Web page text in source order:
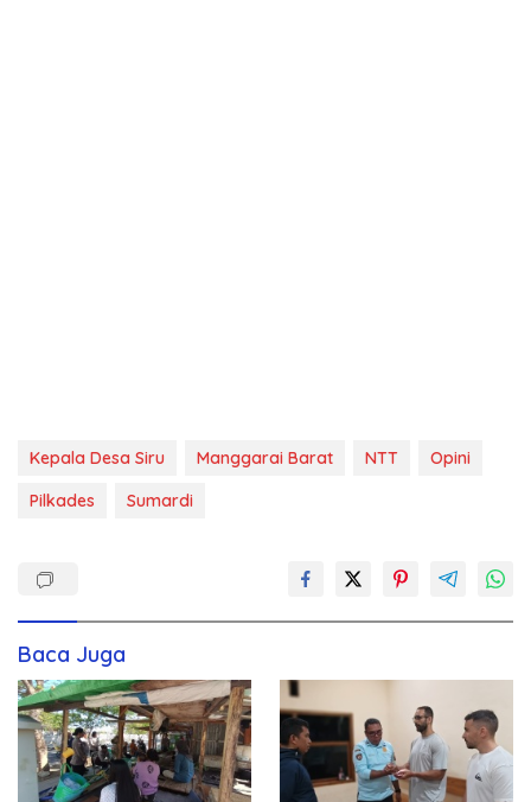
Kepala Desa Siru Manggarai Barat NTT
Opini
Pilkades
Sumardi
Baca Juga